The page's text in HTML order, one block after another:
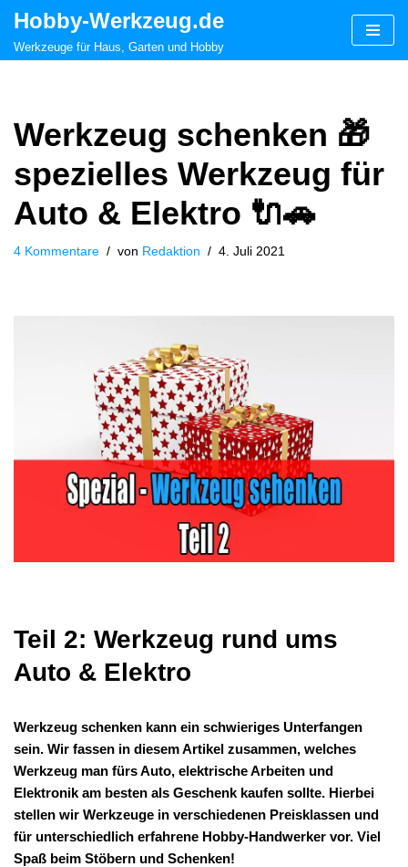
Zum
Hobby-Werkzeug.de
Werkzeuge für Haus, Garten und Hobby
Werkzeug schenken 🎁
spezielles Werkzeug für
Auto & Elektro 🔌🚗
4 Kommentare von Redaktion 4. Juli 2021
Teil 2: Werkzeug rund ums
Auto & Elektro
Werkzeug schenken kann ein schwieriges Unterfangen
sein. Wir fassen in diesem Artikel zusammen, welches
Werkzeug man fürs Auto, elektrische Arbeiten und
Elektronik am besten als Geschenk kaufen sollte. Hierbei
stellen wir Werkzeuge in verschiedenen Preisklassen und
für unterschiedlich erfahrene Hobby-Handwerker vor. Viel
Spaß beim Stöbern und Schenken!